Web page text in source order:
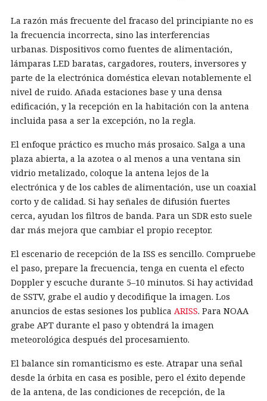
La razón más frecuente del fracaso del principiante no es
la frecuencia incorrecta, sino las interferencias
urbanas. Dispositivos como fuentes de alimentación,
lámparas LED baratas, cargadores, routers, inversores y
parte de la electrónica doméstica elevan notablemente el
nivel de ruido. Añada estaciones base y una densa
edificación, y la recepción en la habitación con la antena
incluida pasa a ser la excepción, no la regla.
El enfoque práctico es mucho más prosaico. Salga a una
plaza abierta, a la azotea o al menos a una ventana sin
vidrio metalizado, coloque la antena lejos de la
electrónica y de los cables de alimentación, use un coaxial
corto y de calidad. Si hay señales de difusión fuertes
cerca, ayudan los filtros de banda. Para un SDR esto suele
dar más mejora que cambiar el propio receptor.
El escenario de recepción de la ISS es sencillo. Compruebe
el paso, prepare la frecuencia, tenga en cuenta el efecto
Doppler y escuche durante 5–10 minutos. Si hay actividad
de SSTV, grabe el audio y decodifique la imagen. Los
anuncios de estas sesiones los publica ARISS. Para NOAA
grabe APT durante el paso y obtendrá la imagen
meteorológica después del procesamiento.
El balance sin romanticismo es este. Atrapar una señal
desde la órbita en casa es posible, pero el éxito depende
de la antena, de las condiciones de recepción, de la